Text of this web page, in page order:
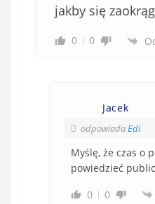
jakby się
0 0
Jacek
odpowiadaEdi
Myślę, że czas o
powiedzieć
0
0